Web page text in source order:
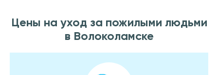
Цены на уход за пожилыми людьми
в Волоколамске